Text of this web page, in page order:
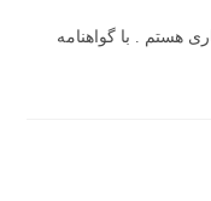
هستم . با گواهنامه